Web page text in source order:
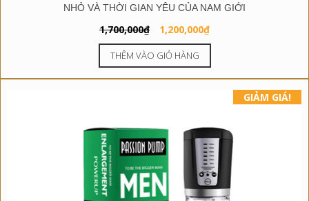
NHỎ VÀ THỜI GIAN YÊU CỦA NAM GIỚI
1,700,000₫
Giá
gốc
là:
1,200,000₫Giá
hiện
1,200,000₫.
THÊM VÀO GIỎ HÀNG
GIẢM GIÁ!